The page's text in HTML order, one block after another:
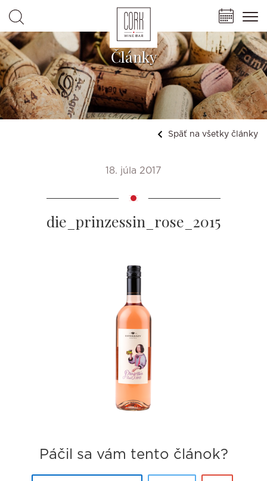
Články
Späť na všetky články
18. júla 2017
die_prinzessin_rose_2015
Páčil sa vám tento článok?